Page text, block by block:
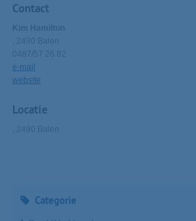
Contact
Kim Hamilton
, 2490 Balen
0487/57 26 82
e-mail
website
Locatie
, 2490 Balen
Categorie